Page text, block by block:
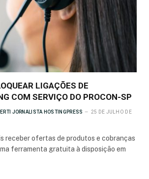
LIGAÇÕES DE
COM SERVIÇO DO PROCON-SP
JORNALISTA HOSTINGPRESS
25 DE JULHO DE
receber ofertas de produtos e cobranças
ferramenta gratuita à disposição em